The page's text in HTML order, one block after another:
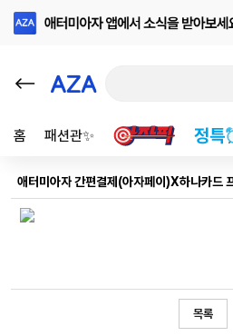
홈 패션관✨
애터미아자 간편결제(아자페이)X하나카드
목록